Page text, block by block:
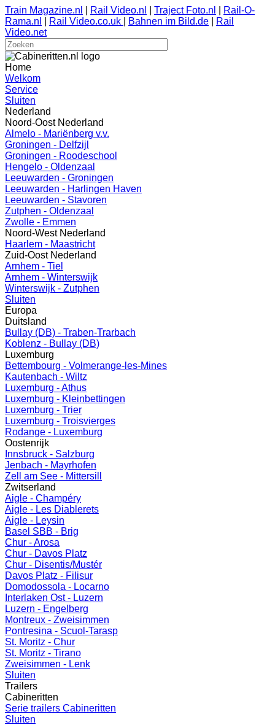
Train Magazine.nl Rail Video.nl Traject Foto.nl
Rail-O-
Rama.nl
Rail Video.co.uk Bahnen im Bild.de
Rail
Video.net
Home
Welkom
Service
Sluiten
Nederland
Noord-Oost Nederland
Almelo - Mariënberg v.v.
Groningen - Delfzijl
Groningen - Roodeschool
Hengelo - Oldenzaal
Leeuwarden - Groningen
Leeuwarden - Harlingen Haven
Leeuwarden - Stavoren
Zutphen - Oldenzaal
Zwolle - Emmen
Noord-West Nederland
Haarlem - Maastricht
Zuid-Oost Nederland
Arnhem - Tiel
Arnhem - Winterswijk
Winterswijk - Zutphen
Sluiten
Europa
Duitsland
Bullay (DB) - Traben-Trarbach
Koblenz - Bullay (DB)
Luxemburg
Bettembourg - Volmerange-les-Mines
Kautenbach - Wiltz
Luxemburg - Athus
Luxemburg - Kleinbettingen
Luxemburg - Trier
Luxemburg - Troisvierges
Rodange - Luxemburg
Oostenrijk
Innsbruck - Salzburg
Jenbach - Mayrhofen
Zell am See - Mittersill
Zwitserland
Aigle - Champéry
Aigle - Les Diablerets
Aigle - Leysin
Basel SBB - Brig
Chur - Arosa
Chur - Davos Platz
Chur - Disentis/Mustér
Davos Platz - Filisur
Domodossola - Locarno
Interlaken Ost - Luzern
Luzern - Engelberg
Montreux - Zweisimmen
Pontresina - Scuol-Tarasp
St. Moritz - Chur
St. Moritz - Tirano
Zweisimmen - Lenk
Sluiten
Trailers
Cabineritten
Serie trailers Cabineritten
Sluiten